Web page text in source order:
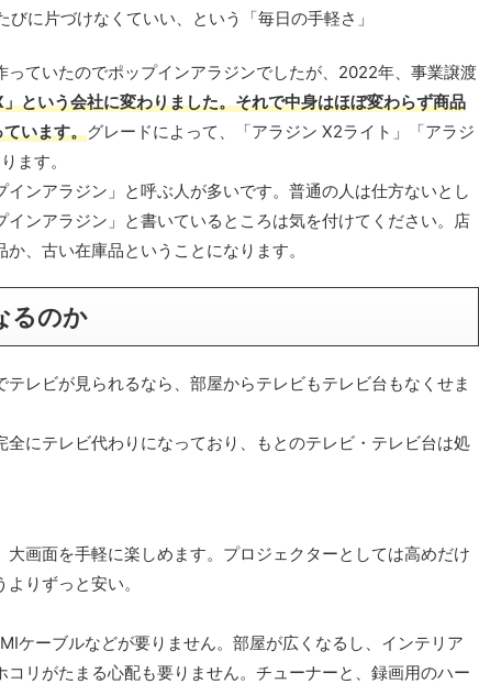
に片づけなくていい、という「毎日の手軽さ」
っていたのでポップインアラジンでしたが、2022年、事業譲渡
という会社に変わりました。それで中身はほぼ変わらず商品
います。グレードによって、「アラジン X2ライト」「アラジ
ます。
ンアラジン」と呼ぶ人が多いです。普通の人は仕方ないとし
ンアラジン」と書いているところは気を付けてください。店
、古い在庫品ということになります。
るのか
レビが見られるなら、部屋からテレビもテレビ台もなくせま
にテレビ代わりになっており、もとのテレビ・テレビ台は処
画面を手軽に楽しめます。プロジェクターとしては高めだけ
りずっと安い。
ケーブルなどが要りません。部屋が広くなるし、インテリア
リがたまる心配も要りません。チューナーと、録画用のハー